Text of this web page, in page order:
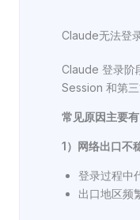
Claude无法登
Claude 登录阶
Session 和第三
常见原因主要有
1）网络出口不
登录过程中
出口地区频